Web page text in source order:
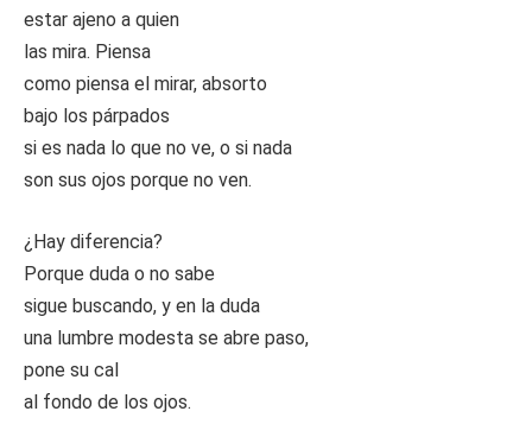
estar ajeno a quien
las mira. Piensa
como piensa el mirar, absorto
bajo los párpados
si es nada lo que no ve, o si nada
son sus ojos porque no ven.
¿Hay diferencia?
Porque duda o no sabe
sigue buscando, y en la duda
una lumbre modesta se abre paso,
pone su cal
al fondo de los ojos.